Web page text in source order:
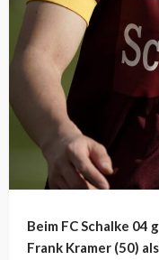
Beim FC Schalke
Frank Kramer (50)